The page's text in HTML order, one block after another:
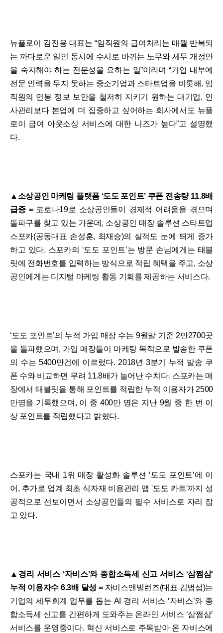
뉴플로이 김진용 대표는 “임직원의 급여처리는 매월 반복되
는 까다로운 일인 동시에 수시로 바뀌는 노무와 세무 개정안
을 숙지해야 하는 전문성을 요하는 일”이라며 “기업 내부에
전문 인력을 두지 못하는 중소기업과 스타트업을 비롯해, 임
직원의 연봉 정보 보안을 철저히 지키기 원하는 대기업, 인
사관리보다 본업에 더 집중하고 싶어하는 회사에서도 뉴플
로이 급여 아웃소싱 서비스에 대한 니즈가 높다”고 설명했
다.
▲소상공인 마케팅 플랫폼 ‘도도 포인트’ 쿠폰 전송량 11.8배
급증 = 코로나19로 소상공인들이 경제적 어려움을 겪으며
돌파구를 찾고 있는 가운데, 소상공인 매장 솔루션 스타트업
스포카(공동대표 손성훈, 최재승)의 실적도 눈에 띄게 증가
하고 있다. 스포카의 ‘도도 포인트’는 방문 손님에게는 태블
릿에 전화번호를 입력하는 방식으로 적립 혜택을 주고, 소상
공인에게는 디지털 마케팅 활동 기회를 제공하는 서비스다.
‘도도 포인트’의 누적 가입 매장 수는 9월말 기준 2만2700곳
을 돌파했으며, 가입 매장들이 마케팅 목적으로 발송한 쿠폰
의 수는 5400만건에 이르렀다. 2018년 3분기 누적 발송 쿠
폰 수와 비교하면 무려 11.8배가 늘어난 수치다. 스포카는 매
장에서 태블릿을 통해 포인트를 적립한 누적 이용자가 2500
만명을 기록했으며, 이 중 400만 명은 지난 9월 중 한 번 이
상 포인트를 적립했다고 밝혔다.
스포카는 국내 1위 매장 활성화 솔루션 ‘도도 포인트’에 이
어, 추가로 업계 최초 식자재 비용관리 앱 '도도 카트'까지 성
공적으로 선보이면서 소상공인들의 필수 서비스로 자리 잡
고 있다.
▲경리 서비스 ‘자비스’와 종합소득세 신고 서비스 ‘삼쩜삼’
누적 이용자수 6.3배 달성 = 자비스앤빌런즈(대표 김범섭)는
기업의 세무회계 업무를 돕는 AI 경리 서비스 ‘자비스’와 종
합소득세 신고를 간편하게 도와주는 온라인 서비스 ‘삼쩜삼’
서비스를 운영중이다. 혁신 서비스로 주목받아 온 자비스에